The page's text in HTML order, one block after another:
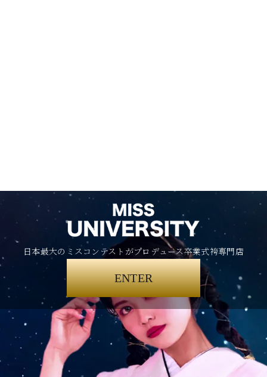
日本最大のミスコンテストがプロデュース卒業式袴専門店
ENTER